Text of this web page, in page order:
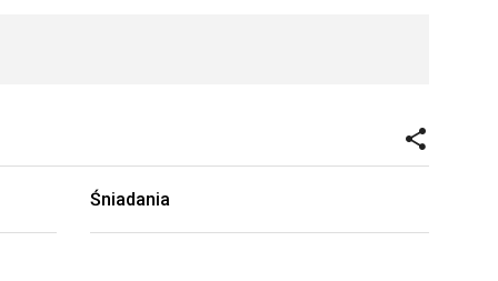
Śniadania